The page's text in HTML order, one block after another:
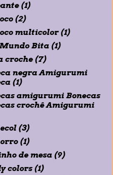
(1)
(2)
multicolor (1)
Bita (1)
croche (7)
negra Amigurumi
(1)
amigurumi Bonecas
crochê Amigurumi
(3)
(1)
de mesa (9)
colors (1)